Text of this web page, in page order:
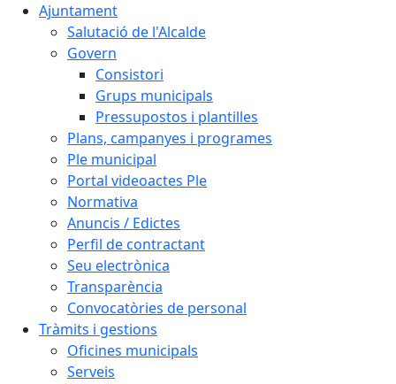
Ajuntament
Salutació de l'Alcalde
Govern
Consistori
Grups municipals
Pressupostos i plantilles
Plans, campanyes i programes
Ple municipal
Portal videoactes Ple
Normativa
Anuncis / Edictes
Perfil de contractant
Seu electrònica
Transparència
Convocatòries de personal
Tràmits i gestions
Oficines municipals
Serveis